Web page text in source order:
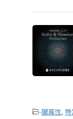
-闇属性, 特